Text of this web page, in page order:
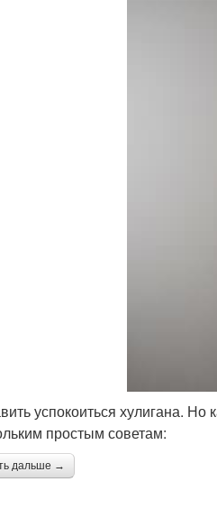
успокоиться хулигана.
простым советам:
дальше →